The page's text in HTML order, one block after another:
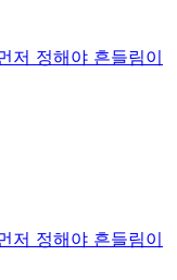
저 정해야 흔들림이
저 정해야 흔들림이